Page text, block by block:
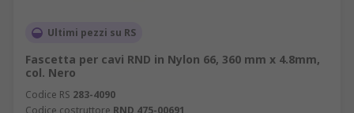
Ultimi pezzi su RS
Fascetta per cavi RND in Nylon 66, 360 mm x 4.8mm,
col. Nero
Codice RS 283-4090
Codice costruttore RND 475-00691